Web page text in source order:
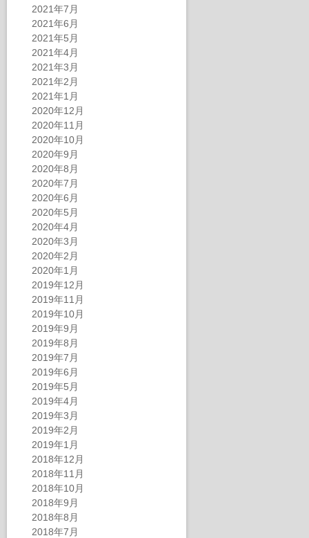
2021年7月
2021年6月
2021年5月
2021年4月
2021年3月
2021年2月
2021年1月
2020年12月
2020年11月
2020年10月
2020年9月
2020年8月
2020年7月
2020年6月
2020年5月
2020年4月
2020年3月
2020年2月
2020年1月
2019年12月
2019年11月
2019年10月
2019年9月
2019年8月
2019年7月
2019年6月
2019年5月
2019年4月
2019年3月
2019年2月
2019年1月
2018年12月
2018年11月
2018年10月
2018年9月
2018年8月
2018年7月